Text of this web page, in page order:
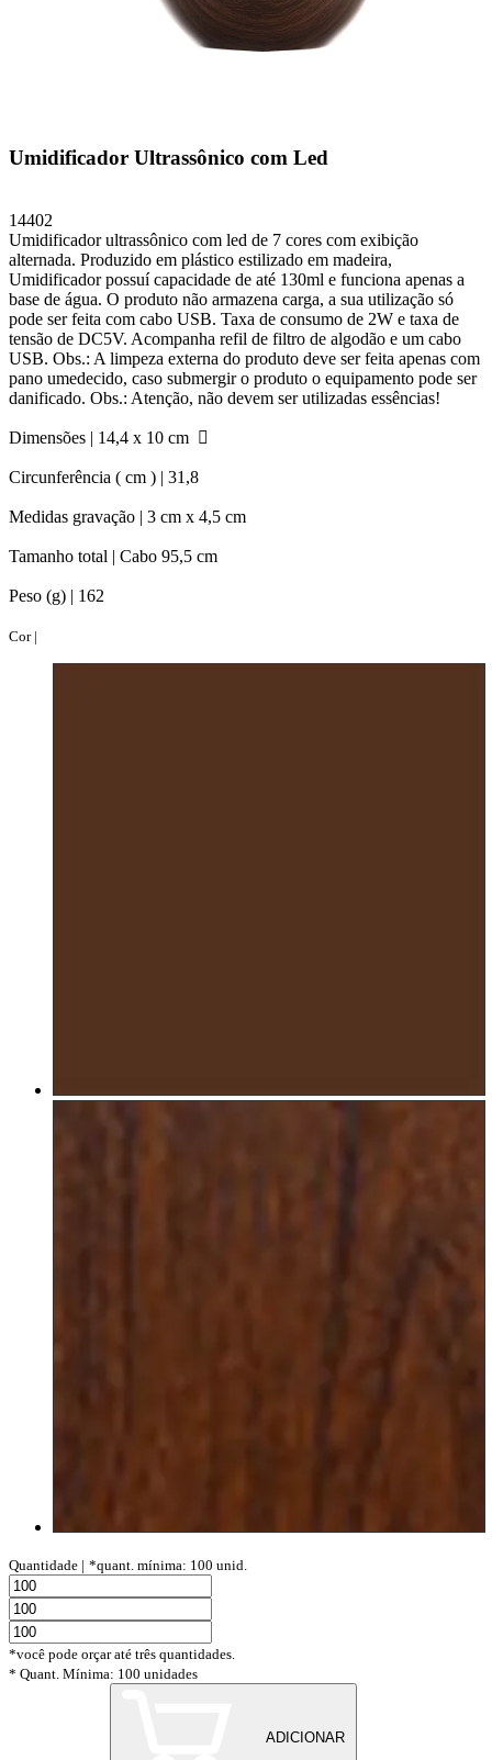
Umidificador Ultrassônico com Led
14402
Umidificador ultrassônico com led de 7 cores com exibição
alternada. Produzido em plástico estilizado em madeira,
Umidificador possuí capacidade de até 130ml e funciona apenas a
base de água. O produto não armazena carga, a sua utilização só
pode ser feita com cabo USB. Taxa de consumo de 2W e taxa de
tensão de DC5V. Acompanha refil de filtro de algodão e um cabo
USB. Obs.: A limpeza externa do produto deve ser feita apenas com
pano umedecido, caso submergir o produto o equipamento pode ser
danificado. Obs.: Atenção, não devem ser utilizadas essências!
Dimensões | 14,4 x 10 cm
Circunferência ( cm ) | 31,8
Medidas gravação | 3 cm x 4,5 cm
Tamanho total | Cabo 95,5 cm
Peso (g) | 162
Cor |
Quantidade | *quant. mínima: 100 unid.
*você pode orçar até três quantidades.
* Quant. Mínima: 100 unidades
ADICIONAR